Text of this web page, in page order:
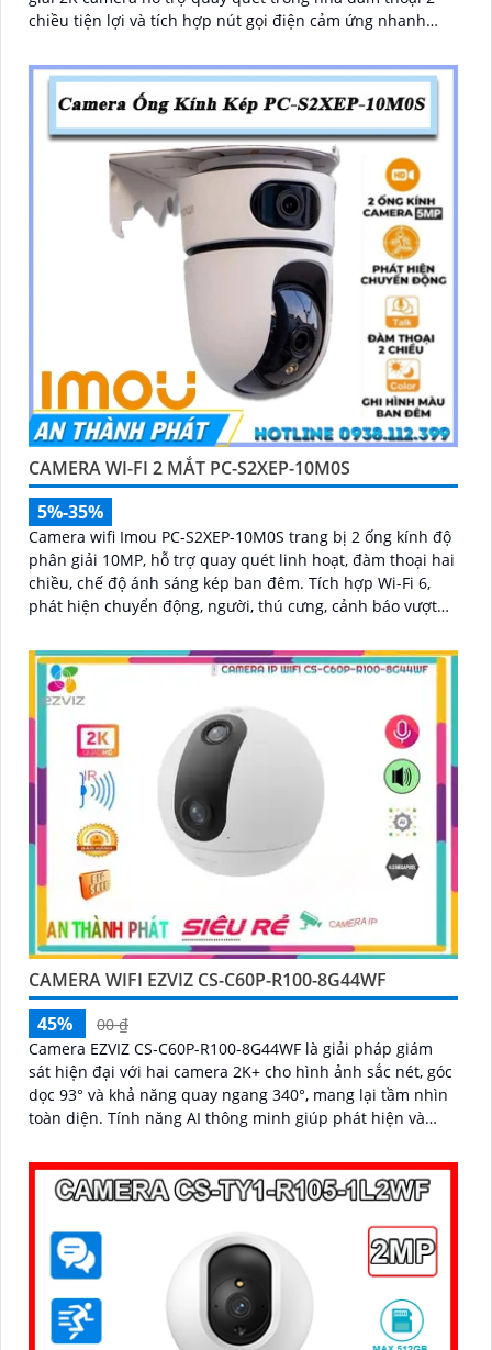
chiều tiện lợi và tích hợp nút gọi điện cảm ứng nhanh
thông và dung lượng lưu trữ hiệu quả
CAMERA WI-FI 2 MẮT PC-S2XEP-10M0S
5%-35%
Camera wifi Imou PC-S2XEP-10M0S trang bị 2 ống kính độ
phân giải 10MP, hỗ trợ quay quét linh hoạt, đàm thoại hai
chiều, chế độ ánh sáng kép ban đêm. Tích hợp Wi-Fi 6,
phát hiện chuyển động, người, thú cưng, cảnh báo vượt
CAMERA WIFI EZVIZ CS-C60P-R100-8G44WF
45%
00 ₫
Camera EZVIZ CS-C60P-R100-8G44WF là giải pháp giám
sát hiện đại với hai camera 2K+ cho hình ảnh sắc nét, góc
dọc 93° và khả năng quay ngang 340°, mang lại tầm nhìn
toàn diện. Tính năng AI thông minh giúp phát hiện và
ứng